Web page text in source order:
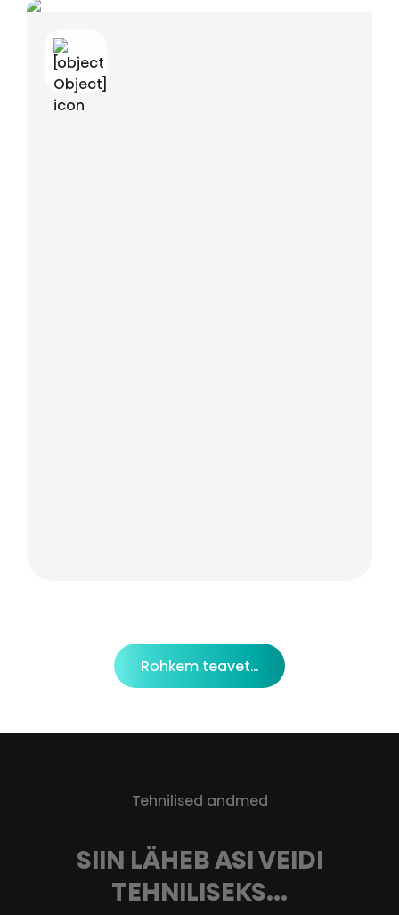
Rohkem teavet...
Tehnilised andmed
SIIN LÄHEB ASI VEIDI
TEHNILISEKS...